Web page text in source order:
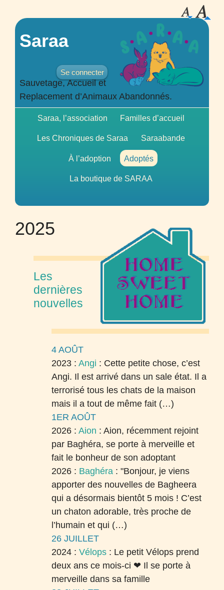
Saraa
Se connecter
Sauvetage, Accueil et
Replacement d’Animaux Abandonnés.
Saraa, l’association Familles d’accueil
Les Chroniques de Saraa Saraabande
À l’adoption Adoptés
La boutique de SARAA
2025
Les
dernières
nouvelles
4 AOÛT
2023 :Angi : Cette petite chose, c’est
Angi. Il est arrivé dans un sale état. Il a
terrorisé tous les chats de la maison
mais il a tout de même fait (…)
1ER AOÛT
2026 :Aion :Aion, récemment rejoint
par Baghéra, se porte à merveille et
fait le bonheur de son adoptant
2026 : Baghéra :"Bonjour, je viens
apporter des nouvelles de Bagheera
qui a désormais bientôt 5 mois ! C’est
un chaton adorable, très proche de
l’humain et qui (…)
26 JUILLET
2024 :Vélops : Le petit Vélops prend
deux ans ce mois-ci ❤ Il se porte à
merveille dans sa famille